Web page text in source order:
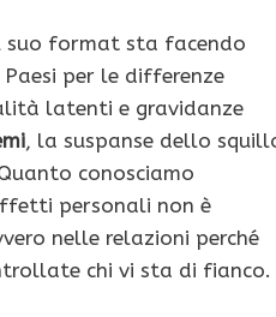
suo format sta facendo
per le differenze
latenti e gravidanze
, la suspanse dello
conosciamo
personali non è
nelle relazioni perché
chi vi sta di fianco.